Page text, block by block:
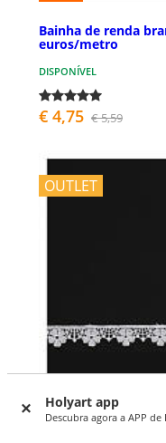
Holyart app
Descubra agora a APP
Bainha de renda
euros/metro
DISPONÍVEL
€ 4,75 € 5,59
OUTLET